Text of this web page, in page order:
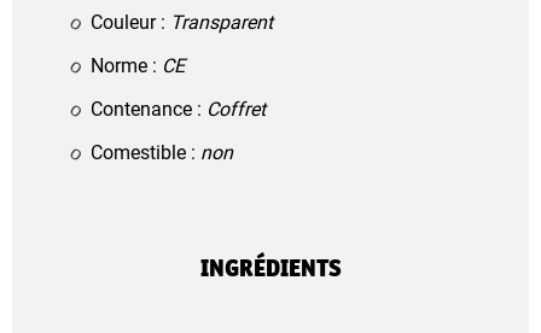
Couleur : Transparent
Norme : CE
Contenance : Coffret
Comestible : non
INGRÉDIENTS